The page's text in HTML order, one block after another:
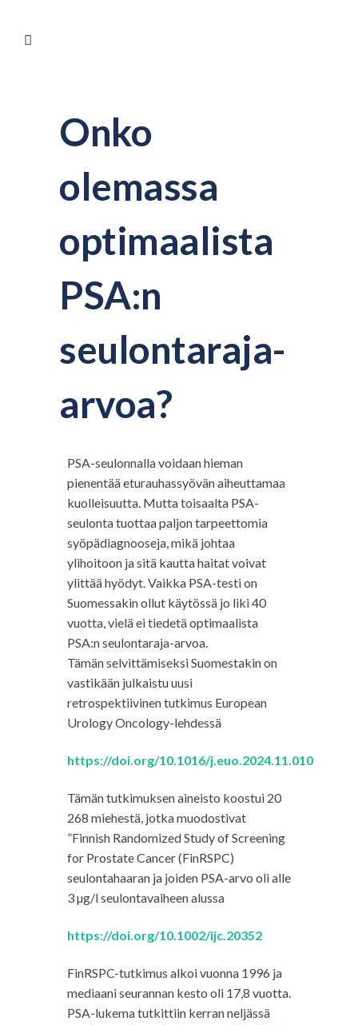
Onko
olemassa
optimaalista
PSA:n
seulontaraja-
arvoa?
PSA-seulonnalla voidaan hieman
pienentää eturauhassyövän aiheuttamaa
kuolleisuutta. Mutta toisaalta PSA-
seulonta tuottaa paljon tarpeettomia
syöpädiagnooseja, mikä johtaa
ylihoitoon ja sitä kautta haitat voivat
ylittää hyödyt. Vaikka PSA-testi on
Suomessakin ollut käytössä jo liki 40
vuotta, vielä ei tiedetä optimaalista
PSA:n seulontaraja-arvoa.
Tämän selvittämiseksi Suomestakin on
vastikään julkaistu uusi
retrospektiivinen tutkimus European
Urology Oncology-lehdessä
https://doi.org/10.1016/j.euo.2024.11.010
Tämän tutkimuksen aineisto koostui 20
268 miehestä, jotka muodostivat
”Finnish Randomized Study of Screening
for Prostate Cancer (FinRSPC)
seulontahaaran ja joiden PSA-arvo oli alle
3 µg/l seulontavaiheen alussa
https://doi.org/10.1002/ijc.20352
FinRSPC-tutkimus alkoi vuonna 1996 ja
mediaani seurannan kesto oli 17,8 vuotta.
PSA-lukema tutkittiin kerran neljässä